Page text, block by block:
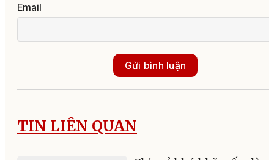
Email
Gửi bình luận
TIN LIÊN QUAN